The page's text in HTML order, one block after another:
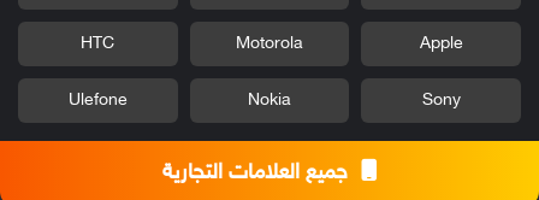
Apple
Motorola
HTC
Sony
Nokia
Ulefone
جميع العلامات التجارية